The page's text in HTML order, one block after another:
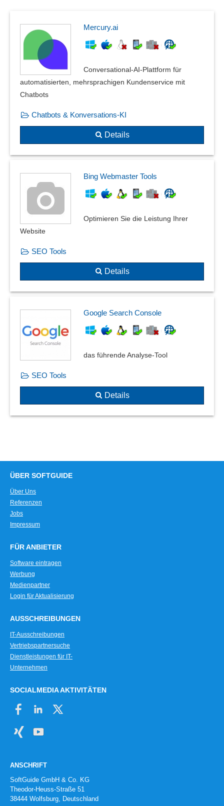
Mercury.ai
Conversational‑AI‑Plattform für
automatisierten, mehrsprachigen Kundenservice mit
Chatbots
Chatbots & Konversations-KI
Details
Bing Webmaster Tools
Optimieren Sie die Leistung Ihrer
Website
SEO Tools
Details
Google Search Console
das führende Analyse-Tool
SEO Tools
Details
ÜBER SOFTGUIDE
Über Uns
Referenzen
Jobs
Impressum
FÜR ANBIETER
Software eintragen
Werbung
Medienpartner
Login für Aktualisierung
AUSSCHREIBUNGEN
IT-Ausschreibungen
Vertriebspartnersuche
Dienstleistungen für IT-
Unternehmen
SOCIALMEDIA AKTIVITÄTEN
ANSCHRIFT
SoftGuide GmbH & Co. KG
Theodor-Heuss-Straße 51
38444 Wolfsburg, Deutschland